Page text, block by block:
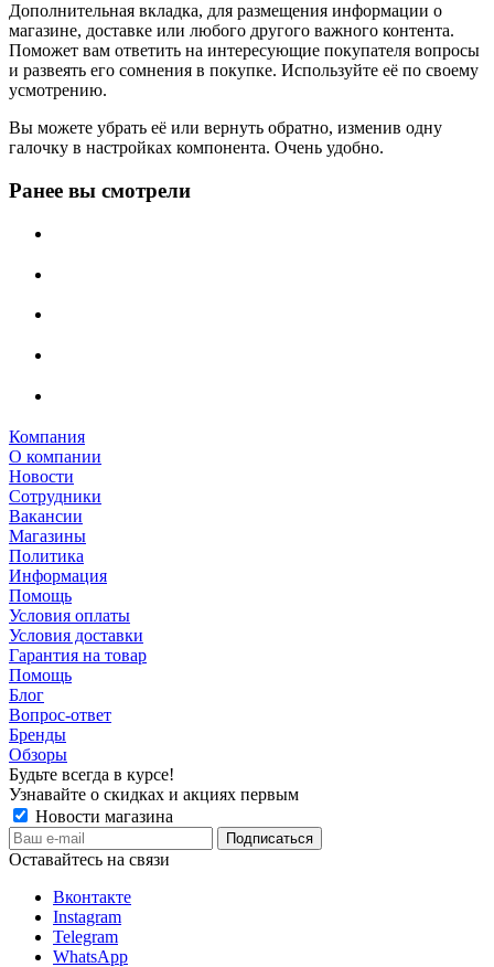
Дополнительная вкладка, для размещения информации о
магазине, доставке или любого другого важного контента.
Поможет вам ответить на интересующие покупателя вопросы
и развеять его сомнения в покупке. Используйте её по своему
усмотрению.
Вы можете убрать её или вернуть обратно, изменив одну
галочку в настройках компонента. Очень удобно.
Ранее вы смотрели
Компания
О компании
Новости
Сотрудники
Вакансии
Магазины
Политика
Информация
Помощь
Условия оплаты
Условия доставки
Гарантия на товар
Помощь
Блог
Вопрос-ответ
Бренды
Обзоры
Будьте всегда в курсе!
Узнавайте о скидках и акциях первым
Новости магазина
Оставайтесь на связи
Вконтакте
Instagram
Telegram
WhatsApp